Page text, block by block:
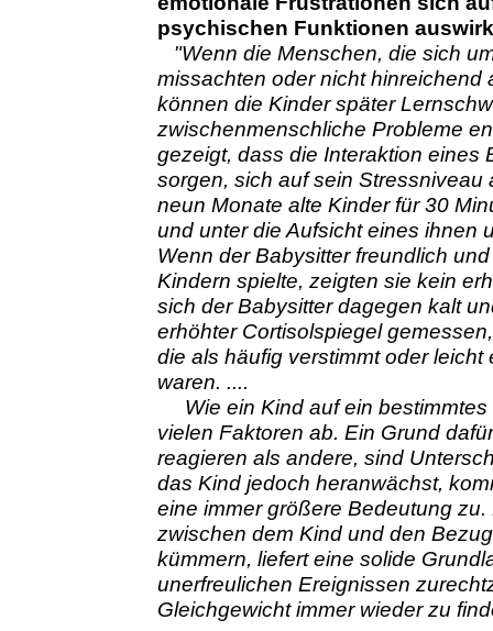
psychischen Funktionen
"Wenn die Menschen, die sich
missachten oder nicht hinreichend
können die Kinder später
zwischenmenschliche Probleme
gezeigt, dass die Interaktion eines
sorgen, sich auf sein Stressniveau
neun Monate alte Kinder für 30
und unter die Aufsicht eines ihnen
Wenn der Babysitter freundlich
Kindern spielte, zeigten sie kein
sich der Babysitter dagegen kalt
erhöhter Cortisolspiegel
die als häufig verstimmt oder
waren. ....
Wie ein Kind auf ein bestimmtes
vielen Faktoren ab. Ein Grund
reagieren als andere, sind
das Kind jedoch heranwächst,
eine immer größere Bedeutung
zwischen dem Kind und den
kümmern, liefert eine solide
unerfreulichen Ereignissen
Gleichgewicht immer wieder zu